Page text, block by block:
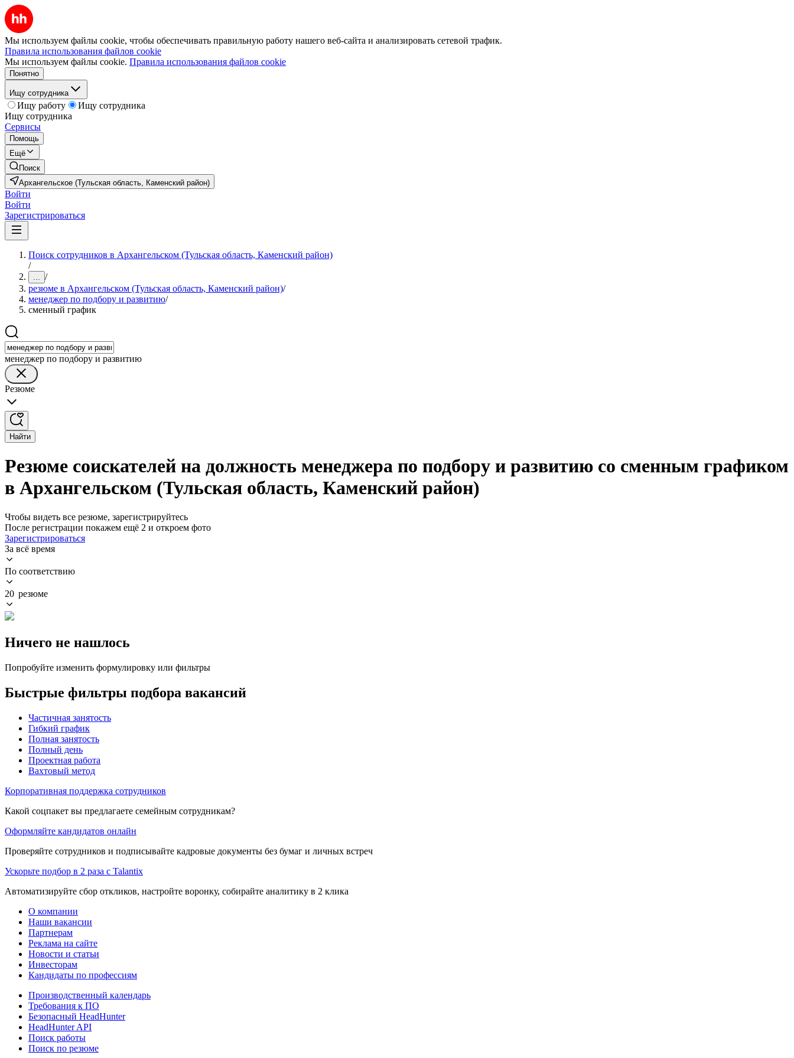
Мы используем файлы cookie, чтобы обеспечивать правильную работу нашего веб-сайта и анализировать сетевой трафик.
Правила использования файлов cookie
Мы используем файлы cookie. Правила использования файлов cookie
Понятно
Ищу сотрудника
Ищу работу
Ищу сотрудника
Ищу сотрудника
Сервисы
Помощь
Ещё
Поиск
Архангельское (Тульская область, Каменский район)
Войти
Войти
Зарегистрироваться
Поиск сотрудников в Архангельском (Тульская область, Каменский район)
/
... /
резюме в Архангельском (Тульская область, Каменский район)/
менеджер по подбору и развитию/
сменный график
менеджер по подбору и развитию
Резюме
Найти
Резюме соискателей на должность менеджера по подбору и развитию со сменным графиком
в Архангельском (Тульская область, Каменский район)
Чтобы видеть все резюме, зарегистрируйтесь
После регистрации покажем ещё 2 и откроем фото
Зарегистрироваться
За всё время
По соответствию
20 резюме
Ничего не нашлось
Попробуйте изменить формулировку или фильтры
Быстрые фильтры подбора вакансий
Частичная занятость
Гибкий график
Полная занятость
Полный день
Проектная работа
Вахтовый метод
Корпоративная поддержка сотрудников
Какой соцпакет вы предлагаете семейным сотрудникам?
Оформляйте кандидатов онлайн
Проверяйте сотрудников и подписывайте кадровые документы без бумаг и личных встреч
Ускорьте подбор в 2 раза с Talantix
Автоматизируйте сбор откликов, настройте воронку, собирайте аналитику в 2 клика
О компании
Наши вакансии
Партнерам
Реклама на сайте
Новости и статьи
Инвесторам
Кандидаты по профессиям
Производственный календарь
Требования к ПО
Безопасный HeadHunter
HeadHunter API
Поиск работы
Поиск по резюме